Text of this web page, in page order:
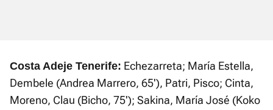
Costa Adeje Tenerife: Echezarreta; María Estella,
Dembele (Andrea Marrero, 65'), Patri, Pisco; Cinta,
Moreno, Clau (Bicho, 75'); Sakina, María José (Koko